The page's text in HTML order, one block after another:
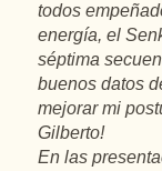
todos
energía, el
séptima
buenos datos
mejorar mi
Gilberto!
En las